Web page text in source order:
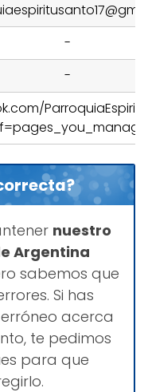
-
-
nuestro
Argentina
sabemos que
Si has
acerca
te pedimos
para que